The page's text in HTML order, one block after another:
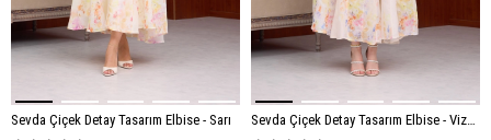
Sevda Çiçek Detay Tasarım Elbise - Sarı Sevda Çiçek Detay Tasarım Elbise - Vizon